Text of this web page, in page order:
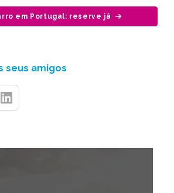
seus amigos
em Portugal: reserve já